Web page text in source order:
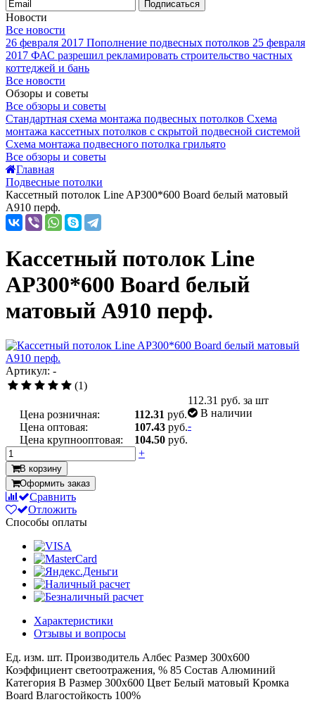
Подписаться
Новости
Все новости
26 февраля 2017 Пополнение подвесных потолков 25 февраля
2017 ФАС разрешил рекламировать строительство частных
коттеджей и бань
Все новости
Обзоры и советы
Все обзоры и советы
Стандартная схема монтажа подвесных потолков Схема
монтажа кассетных потолков с скрытой подвесной системой
Схема монтажа подвесного потолка грильято
Все обзоры и советы
Главная
Подвесные потолки
Кассетный потолок Line AP300*600 Board белый матовый
А910 перф.
Кассетный потолок Line
AP300*600 Board белый
матовый А910 перф.
Артикул: -
(1)
Цена розничная: 112.31 руб.
Цена оптовая:
107.43 руб.
Цена крупнооптовая:
104.50 руб.
112.31 руб. за шт
В наличии
-
+
В корзину
Оформить заказ
Сравнить
Отложить
Способы оплаты
Характеристики
Отзывы и вопросы
Ед. изм. шт. Производитель Албес Размер 300x600
Коэффициент светоотражения, % 85 Состав Алюминий
Категория B Размер 300x600 Цвет Белый матовый Кромка
Board Влагостойкость 100%